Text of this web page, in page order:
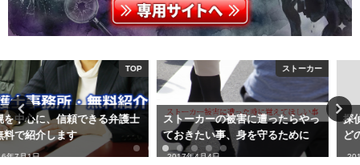
ストーカー
ストーカーの被害に遭ったらやっ
ておきたい事、身を守るために
2017年4月4日
探偵の世界
探偵の調査って個人情報保護法な
どの法に触れないの？
2018年5月5日